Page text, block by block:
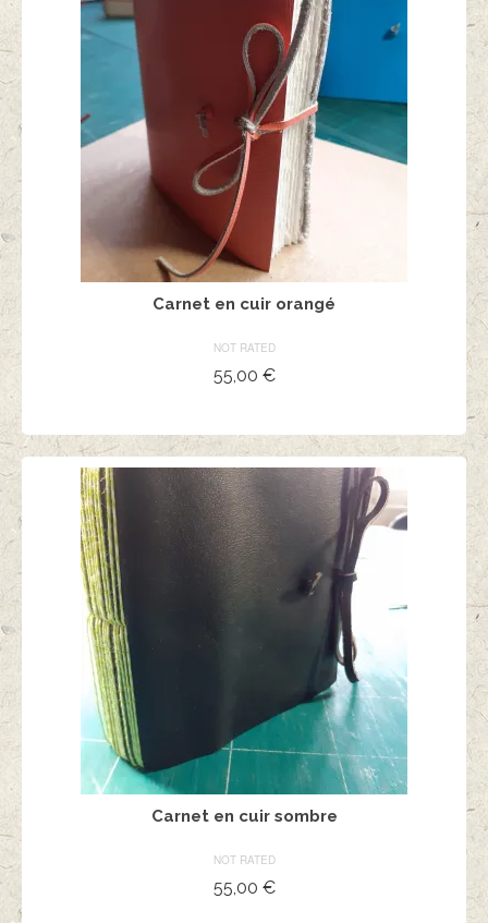
Carnet en cuir orangé
NOT RATED
55,00 €
Carnet en cuir sombre
NOT RATED
55,00 €